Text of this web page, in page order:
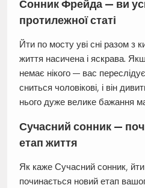
Сонник Фрейда — ви
протилежної статі
Йти по мосту уві сні разом з
життя насичена і яскрава.
немає нікого — вас
сниться чоловікові, і він
нього дуже велике бажання
Сучасний сонник —
етап життя
Як каже Сучасний сонник,
починається новий етап